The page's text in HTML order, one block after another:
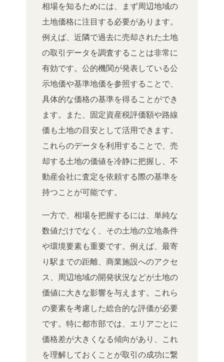
相場を知るためには、まず周辺地域の
土地価格に注目する必要があります。
例えば、近隣で過去に売却された土地
の取引データを調査することは非常に
有効です。公的機関が発表している公
示地価や基準地価を参照することで、
具体的な価格の基準を得ることができ
ます。また、固定資産税評価額や路線
価も土地の目安として活用できます。
これらのデータを利用することで、売
却する土地の価値を冷静に把握し、不
動産会社に査定を依頼する際の基準を
持つことが可能です。
一方で、相場を把握するには、単純な
数値だけでなく、その土地の立地条件
や環境要素も重要です。例えば、最寄
り駅までの距離、商業施設へのアクセ
ス、周辺地域の開発状況などが土地の
価値に大きな影響を与えます。これら
の要素を考慮した総合的な評価が必要
です。特に都市部では、エリアごとに
価格差が大きくなる傾向があり、これ
を理解しておくことが取引の成功に繋